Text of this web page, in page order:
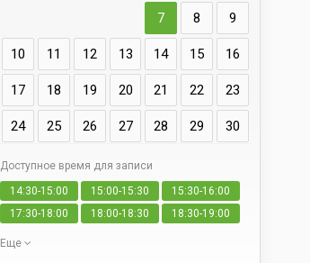
7 8 9
10 11 12 13 14 15 16
17 18 19 20 21 22 23
24 25 26 27 28 29 30
Доступное время для записи
14:30-15:00
15:00-15:30
15:30-16:00
17:30-18:00
18:00-18:30 18:30-19:00
Еще